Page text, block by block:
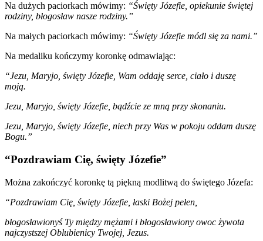
Na dużych paciorkach mówimy: “Święty Józefie, opiekunie świętej
rodziny, błogosław nasze rodziny.”
Na małych paciorkach mówimy: “Święty Józefie módl się za nami.”
Na medaliku kończymy koronkę odmawiając:
“Jezu, Maryjo, święty Józefie, Wam oddaję serce, ciało i duszę
moją.
Jezu, Maryjo, święty Józefie, bądźcie ze mną przy skonaniu.
Jezu, Maryjo, święty Józefie, niech przy Was w pokoju oddam duszę
Bogu.”
“Pozdrawiam Cię, święty Józefie”
Można zakończyć koronkę tą piękną modlitwą do świętego Józefa:
“Pozdrawiam Cię, święty Józefie, łaski Bożej pełen,
błogosławionyś Ty między mężami i błogosławiony owoc żywota
najczystszej Oblubienicy Twojej, Jezus.